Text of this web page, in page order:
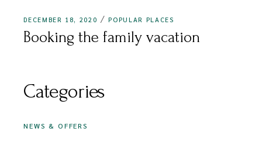
DECEMBER 18, 2020 POPULAR PLACES
Booking the family vacation
Categories
NEWS & OFFERS